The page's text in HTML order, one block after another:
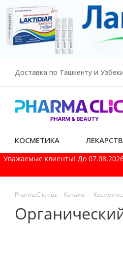
Доставка по Ташкенту и
КОСМЕТИКА
Уважаемые клиенты! До
PharmaСlick.uz - Каталог -